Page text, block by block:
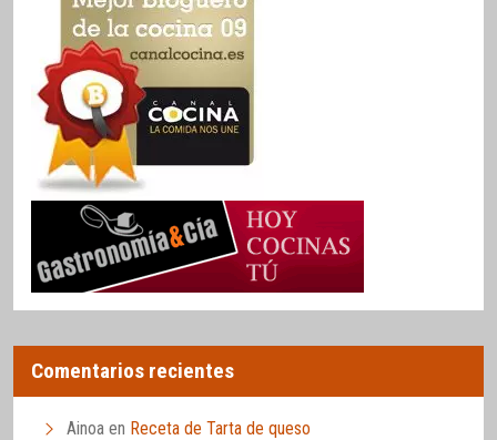
Comentarios recientes
Ainoa en Receta de Tarta de queso